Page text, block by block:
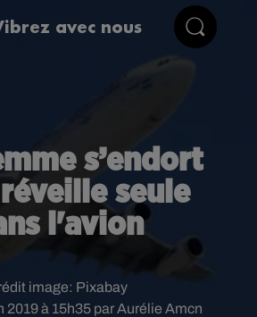
avec nous
s’endort
seule
l'avion
2019 à 15h35 par Aurélie Amcn
image: Pixabay